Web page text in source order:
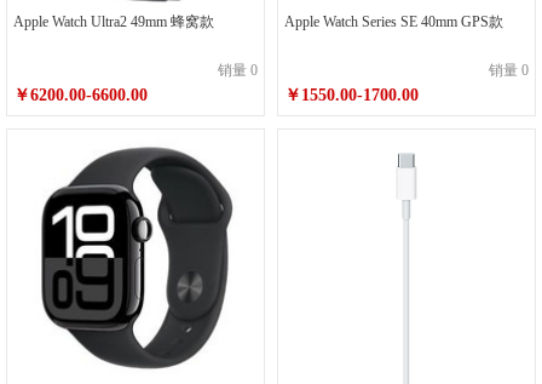
Apple Watch Ultra2 49mm 蜂窝款
销量 0
￥6200.00-6600.00
Apple Watch Series SE 40mm GPS款
销量 0
￥1550.00-1700.00